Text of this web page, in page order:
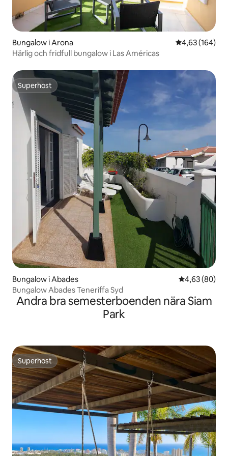
Bungalow i Arona 4,63 av 5 i
4,63 (164)
Härlig och fridfull bungalow i Las Américas
Superhost
Superhost
Bungalow i Abades 4,63 av 5 i
4,63 (80)
Bungalow Abades Teneriffa Syd
Andra bra semesterboenden nära Siam
Park
Superhost
Superhost